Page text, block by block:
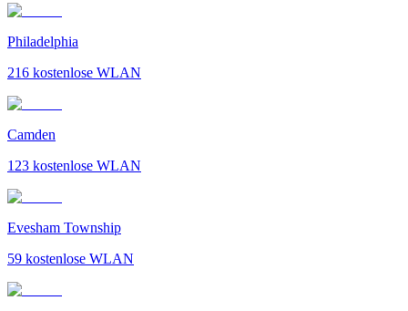
Philadelphia
216 kostenlose WLAN
Camden
123 kostenlose WLAN
Evesham Township
59 kostenlose WLAN